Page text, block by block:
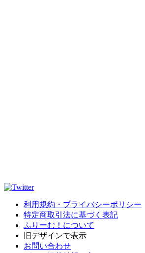
利用規約・プライバシーポリシー
特定商取引法に基づく表記
ふりーむ！について
旧デザインで表示
お問い合わせ